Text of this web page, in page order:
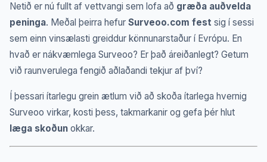
Netið er nú fullt af vettvangi sem lofa að græða auðvelda
peninga. Meðal þeirra hefur Surveoo.com fest sig í sessi
sem einn vinsælasti greiddur könnunarstaður í Evrópu. En
hvað er nákvæmlega Surveoo? Er það áreiðanlegt? Getum
við raunverulega fengið aðlaðandi tekjur af því?
Í þessari ítarlegu grein ætlum við að skoða ítarlega hvernig
Surveoo virkar, kosti þess, takmarkanir og gefa þér hlut
læga skoðun okkar.